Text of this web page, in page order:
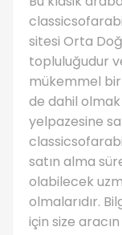
sitesi Orta
topluluğudur
mükemmel
de dahil
yelpazesine
satın alma
olabilecek
olmalarıdır.
için size